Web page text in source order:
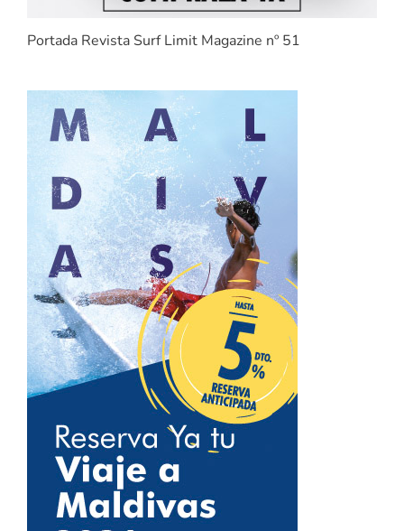
Portada Revista Surf Limit Magazine nº 51